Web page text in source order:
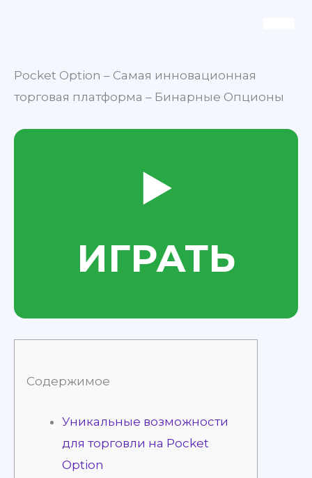
Pocket Option – Самая инновационная
торговая платформа – Бинарные Опционы
▶️
ИГРАТЬ
Содержимое
Уникальные возможности
для торговли на Pocket
Option